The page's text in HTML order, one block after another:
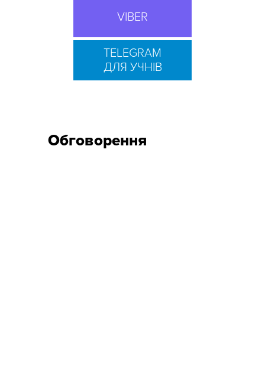
VIBER
TELEGRAM
ДЛЯ УЧНІВ
Обговорення